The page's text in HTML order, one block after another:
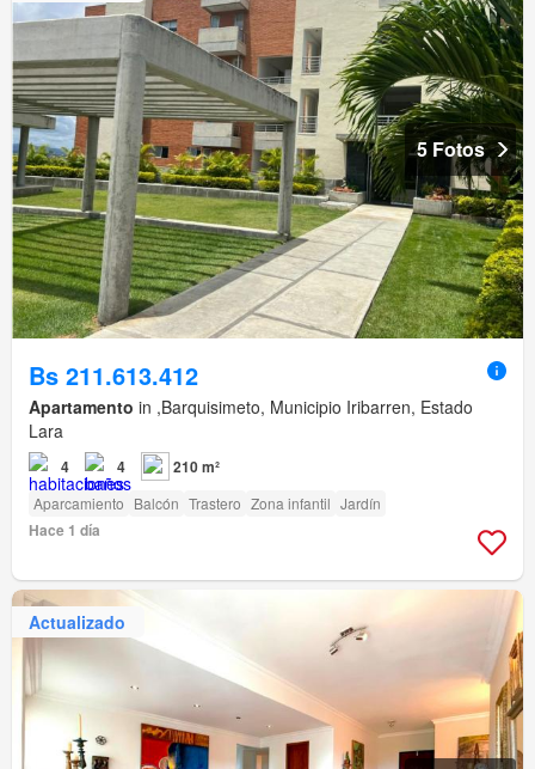
5 Fotos
Bs 211.613.412
Apartamento in ,Barquisimeto, Municipio Iribarren, Estado
Lara
4 4 210 m²
Aparcamiento Balcón Trastero Zona infantil Jardín
Hace 1 día
Actualizado